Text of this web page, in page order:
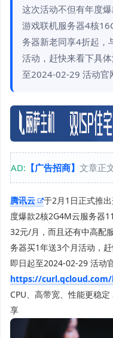
这次活动不但有年度
游戏联机服务器4核
务器新老同享4折起，
活动，赶快来看下具
至2024-02-29 活动
AD: 【广告招商】 文章正
腾讯云
于2月1日正式推
度爆款2核2G4M云服务器
32元/月，而且还有中高配
务器买1年送3个月活动，
即日起至2024-02-29 活动
https://curl.qcloud.com/
CPU、高带宽、性能更稳
享